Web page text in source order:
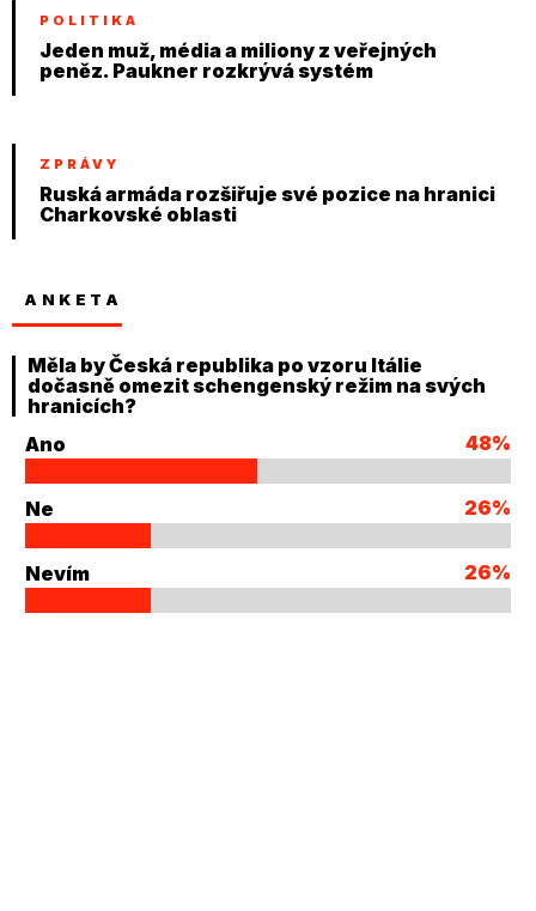
POLITIKA
Jeden muž, média a miliony z veřejných
peněz. Paukner rozkrývá systém
ZPRÁVY
Ruská armáda rozšiřuje své pozice na hranici
Charkovské oblasti
ANKETA
Měla by Česká republika po vzoru Itálie
dočasně omezit schengenský režim na svých
hranicích?
Ano
48%
Ne 26%
Nevím 26%